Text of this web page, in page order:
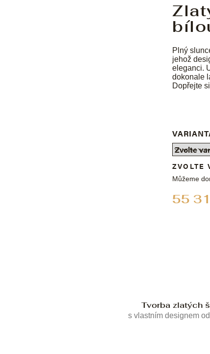
Plný
jehož
eleganci.
dokonale
Dopřejte
55
ZVOLTE
Můžeme
Tvorba zlatých
s vlastním designem